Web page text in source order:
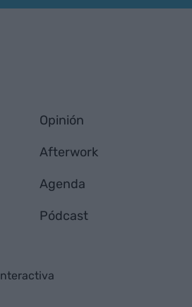
Opinión
Afterwork
Agenda
Pódcast